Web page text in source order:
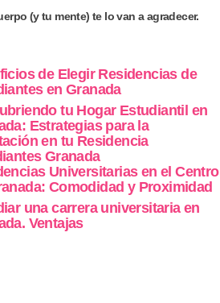
(y tu mente) te lo van a agradecer.
de Elegir Residencias de
en Granada
tu Hogar Estudiantil en
Estrategias para la
en tu Residencia
Granada
Universitarias en el Centro
Comodidad y Proximidad
una carrera universitaria en
Ventajas